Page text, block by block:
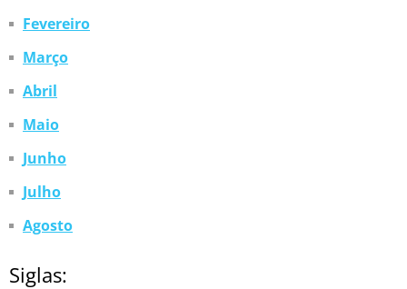
Fevereiro
Março
Abril
Maio
Junho
Julho
Agosto
Siglas: